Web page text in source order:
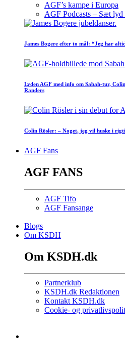
AGF’s kampe i Europa
AGF Podcasts – Sæt
James Bogere efter to mål: “Jeg har
Lyden AGF med info om Sabah-tur,
Randers
Colin Rösler: – Noget, jeg vil huske i
AGF Fans
AGF FANS
AGF Tifo
AGF Fansange
Blogs
Om KSDH
Om KSDH.dk
Partnerklub
KSDH.dk Redaktionen
Kontakt KSDH.dk
Cookie- og